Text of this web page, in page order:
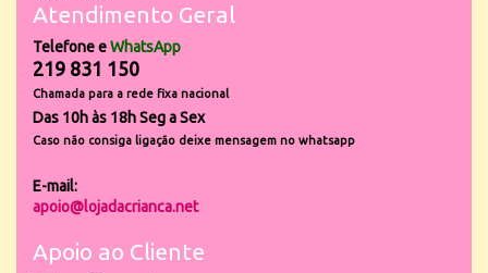
Atendimento Geral
Telefone eWhatsApp
219 831 150
Chamada para a rede fixa nacional
Das 10h às 18h Seg a Sex
Caso não consiga ligação deixe mensagem no whatsapp
E-mail:
apoio@lojadacrianca.net
Apoio ao Cliente